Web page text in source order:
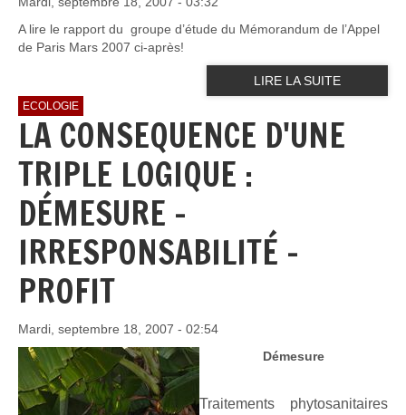
A lire le rapport du groupe d’étude du Mémorandum de l’Appel
de Paris Mars 2007 ci-après!
LIRE LA SUITE
ECOLOGIE
LA CONSEQUENCE D'UNE
TRIPLE LOGIQUE :
DÉMESURE –
IRRESPONSABILITÉ –
PROFIT
Mardi, septembre 18, 2007 - 02:54
Démesure
Traitements phytosanitaires